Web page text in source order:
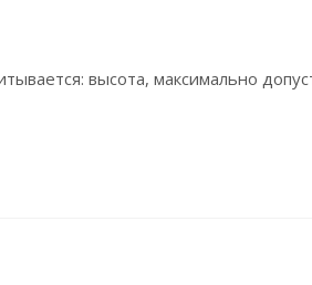
высота, максимально